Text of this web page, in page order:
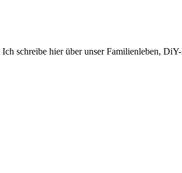
schreibe hier über unser Familienleben,